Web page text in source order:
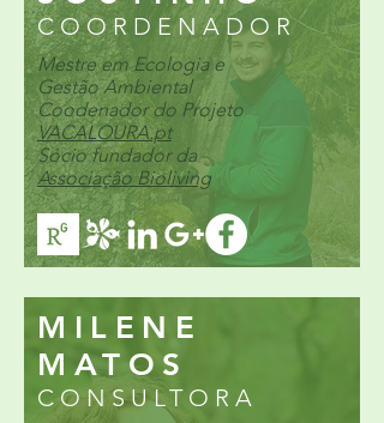
COORDENADOR
Mestre em Ecologia e
Gestão Ambiental
Coodenador do Projeto
VACALOURA.pt
Sócio fundador da
Associação Bioliving
MILENE
MATOS
CONSULTORA